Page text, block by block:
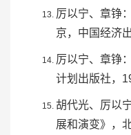
厉以宁、 章铮
京， 中国经济
厉以宁、章铮
计划出版社，
胡代光、厉以宁
展和演变》，北